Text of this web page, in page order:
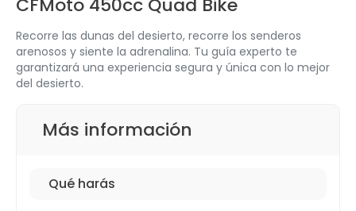
Recorre las dunas del desierto, recorre los senderos
arenosos y siente la adrenalina. Tu guía experto te
garantizará una experiencia segura y única con lo mejor
del desierto.
Más información
Qué harás